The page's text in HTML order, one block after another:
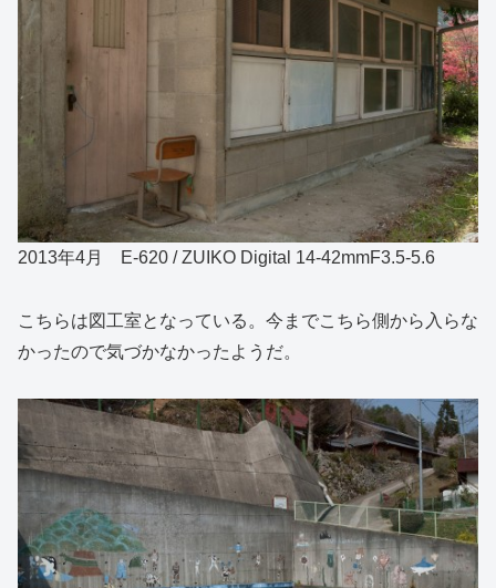
2013年4月 E-620 / ZUIKO Digital 14-42mmF3.5-5.6
こちらは図工室となっている。今までこちら側から入らな
かったので気づかなかったようだ。